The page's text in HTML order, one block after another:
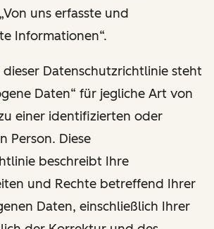
uns erfasste und
Informationen“.
dieser Datenschutzrichtlinie steht
Daten“ für jegliche Art von
einer identifizierten oder
Person. Diese
beschreibt Ihre
und Rechte betreffend Ihrer
Daten, einschließlich Ihrer